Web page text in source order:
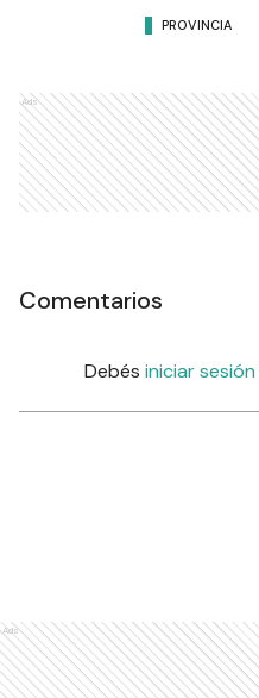
PROVINCIA
Ads
Comentarios
Debés iniciar sesión
Ads